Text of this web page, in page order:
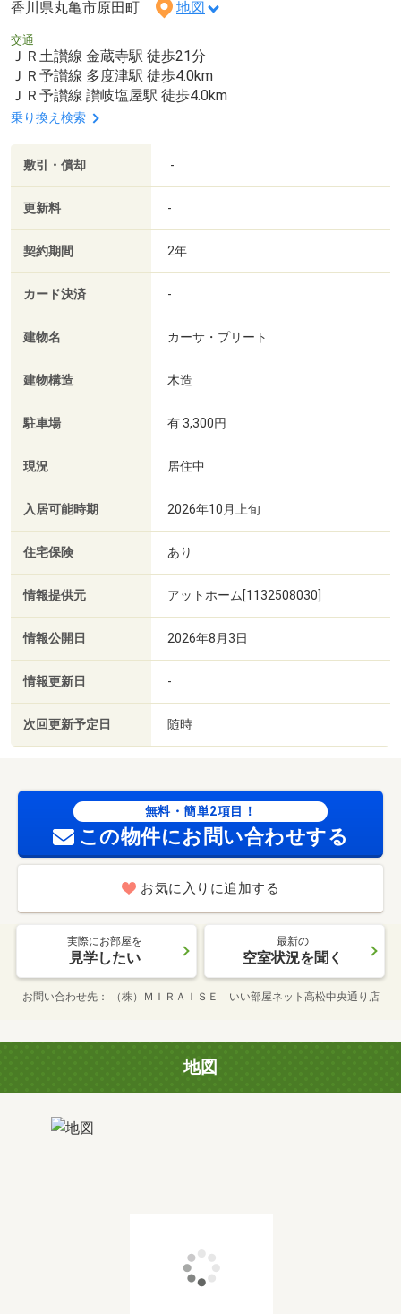
香川県丸亀市原田町 地図
交通
ＪＲ土讃線 金蔵寺駅 徒歩21分
ＪＲ予讃線 多度津駅 徒歩4.0km
ＪＲ予讃線 讃岐塩屋駅 徒歩4.0km
乗り換え検索
敷引・償却 -
更新料 -
契約期間 2年
カード決済 -
建物名 カーサ・プリート
建物構造 木造
駐車場 有 3,300円
現況 居住中
入居可能時期 2026年10月上旬
住宅保険 あり
情報提供元 アットホーム[1132508030]
情報公開日 2026年8月3日
情報更新日 -
次回更新予定日 随時
無料・簡単2項目！
この物件にお問い合わせする
お気に入りに追加する
実際にお部屋を
見学したい
最新の
空室状況を聞く
お問い合わせ先 （株）ＭＩＲＡＩＳＥ いい部屋ネット高松中央通り店
地図